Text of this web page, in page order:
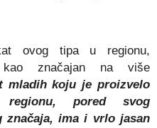
ovog tipa u regionu,
kao značajan na više
mladih koju je proizvelo
pored svog
značaja, ima i vrlo jasan